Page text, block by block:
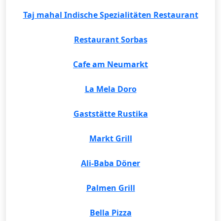
Taj mahal Indische Spezialitäten Restaurant
Restaurant Sorbas
Cafe am Neumarkt
La Mela Doro
Gaststätte Rustika
Markt Grill
Ali-Baba Döner
Palmen Grill
Bella Pizza